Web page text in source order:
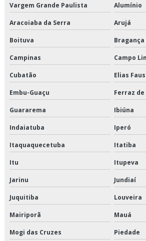
Serviço de distribuição de alimentos
Serviço de distribuição de alimentos
Serviço de distribuição de alimentos
Serviço de entrega de congelados
Serviço de entrega de perecíveis
Serviço de entrega de perecíveis em são
Serviço de entrega de perecíveis em sp
Serviço de entrega de refrigerados
Serviço de entregas fracionadas
Serviço de logística de alimentos
Serviço de logística de alimentos
Vargem Grande Paulista Alumínio
Aracoiaba da Serra Arujá
Boituva
Campinas Campo
Cubatão Elias
Embu-Guaçu Ferraz
Guararema Ibiúna
Indaiatuba Iperó
Itaquaquecetuba Itatiba
Itu Itupeva
Jarinu Jundiaí
Juquitiba Louveira
Mairiporã Mauá
Mogi das Cruzes Piedade